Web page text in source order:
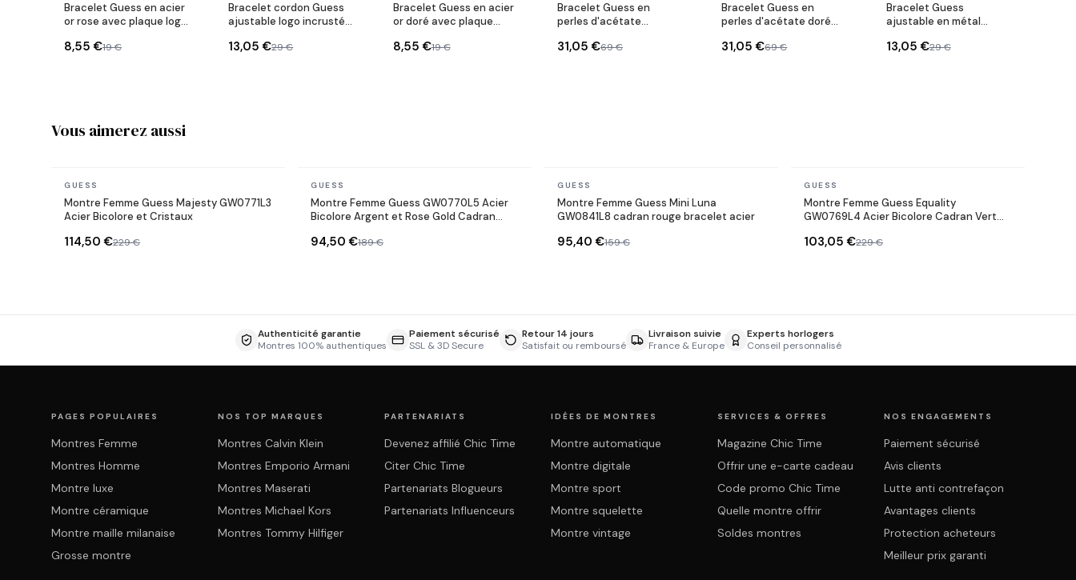
Bracelet Guess en acier
or rose avec plaque logo
8,55 €19 €
Bracelet cordon Guess
ajustable logo incrusté
13,05 €29 €
Bracelet Guess en acier
or doré avec plaque
8,55 €19 €
Bracelet Guess en
perles d'acétate
logo
31,05 €69 €
Bracelet Guess en
perles d'acétate doré
31,05 €69 €
Bracelet Guess
ajustable en métal
de cristaux
13,05 €29 €
Vous aimerez aussi
En stock
GUESS
Montre Femme Guess Majesty GW0771L3
Acier Bicolore et Cristaux
114,50 €229 €
En stock
GUESS
Montre Femme Guess GW0770L5 Acier
Bicolore Argent et Rose Gold Cadran
94,50 €189 €
En stock
GUESS
Montre Femme Guess Mini Luna
GW0841L8 cadran rouge bracelet acier
95,40 €159 €
En stock
GUESS
Montre Femme Guess Equality
GW0769L4 Acier Bicolore Cadran Vert
103,05 €229 €
Authenticité garantie
Montres 100% authentiques
Paiement sécurisé
SSL & 3D Secure
Retour 14 jours
Satisfait ou remboursé
Livraison suivie
France & Europe
Experts horlogers
Conseil personnalisé
PAGES POPULAIRES
Montres Femme
Montres Homme
Montre luxe
Montre céramique
Montre maille milanaise
Grosse montre
NOS TOP MARQUES
Montres Calvin Klein
Montres Emporio Armani
Montres Maserati
Montres Michael Kors
Montres Tommy Hilfiger
PARTENARIATS
Devenez affilié Chic Time
Citer Chic Time
Partenariats Blogueurs
Partenariats Influenceurs
IDÉES DE MONTRES
Montre automatique
Montre digitale
Montre sport
Montre squelette
Montre vintage
SERVICES & OFFRES
Magazine Chic Time
Offrir une e-carte cadeau
Code promo Chic Time
Quelle montre offrir
Soldes montres
NOS ENGAGEMENTS
Paiement sécurisé
Avis clients
Lutte anti contrefaçon
Avantages clients
Protection acheteurs
Meilleur prix garanti